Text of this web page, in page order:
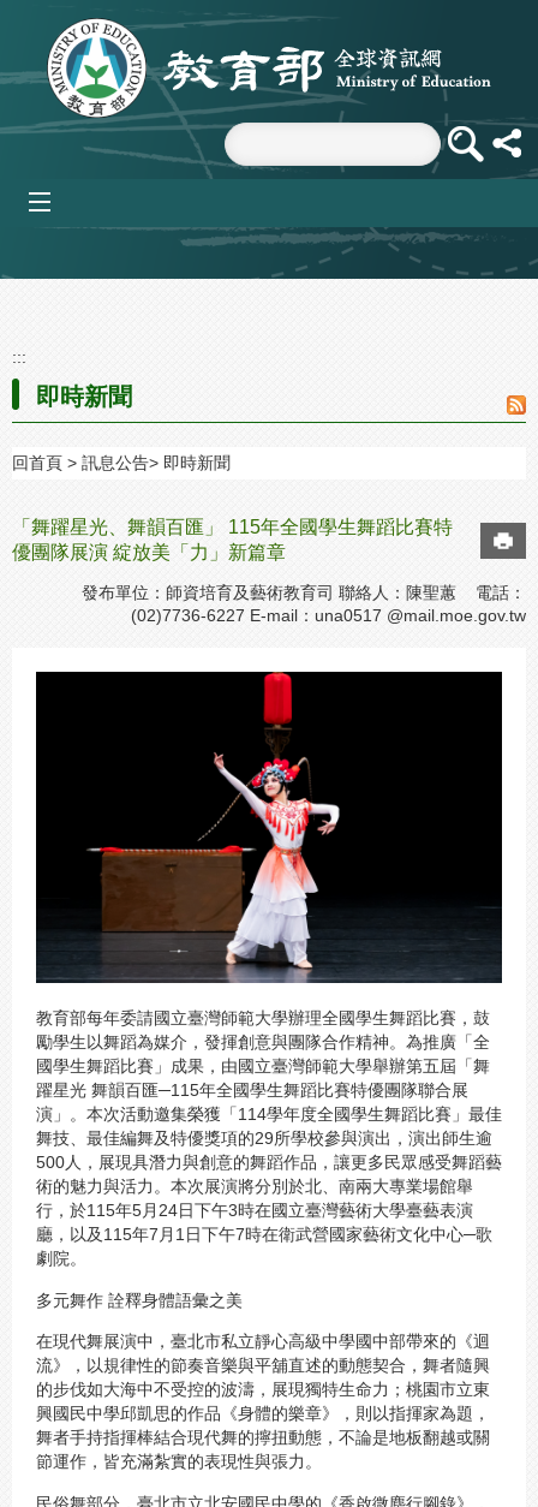
跳到主要內容區塊
:::
即時新聞
回首頁 訊息公告 即時新聞
「舞躍星光、舞韻百匯」 115年全國學生舞蹈比賽特
優團隊展演 綻放美「力」新篇章
發布單位：師資培育及藝術教育司 聯絡人：陳聖蕙 電話：
(02)7736-6227 E-mail： una0517 @mail.moe.gov.tw
教育部每年委請國立臺灣師範大學辦理全國學生舞蹈比賽，鼓
勵學生以舞蹈為媒介，發揮創意與團隊合作精神。為推廣「全
國學生舞蹈比賽」成果，由國立臺灣師範大學舉辦第五屆「舞
躍星光 舞韻百匯─115年全國學生舞蹈比賽特優團隊聯合展
演」。本次活動邀集榮獲「114學年度全國學生舞蹈比賽」最佳
舞技、最佳編舞及特優獎項的29所學校參與演出，演出師生逾
500人，展現具潛力與創意的舞蹈作品，讓更多民眾感受舞蹈藝
術的魅力與活力。本次展演將分別於北、南兩大專業場館舉
行，於115年5月24日下午3時在國立臺灣藝術大學臺藝表演
廳，以及115年7月1日下午7時在衛武營國家藝術文化中心─歌
劇院。
多元舞作 詮釋身體語彙之美
在現代舞展演中，臺北市私立靜心高級中學國中部帶來的《迴
流》，以規律性的節奏音樂與平舖直述的動態契合，舞者隨興
的步伐如大海中不受控的波濤，展現獨特生命力；桃園市立東
興國民中學邱凱思的作品《身體的樂章》，則以指揮家為題，
舞者手持指揮棒結合現代舞的擰扭動態，不論是地板翻越或關
節運作，皆充滿紮實的表現性與張力。
民俗舞部分，臺北市立北安國民中學的《香啟微塵行腳錄》，